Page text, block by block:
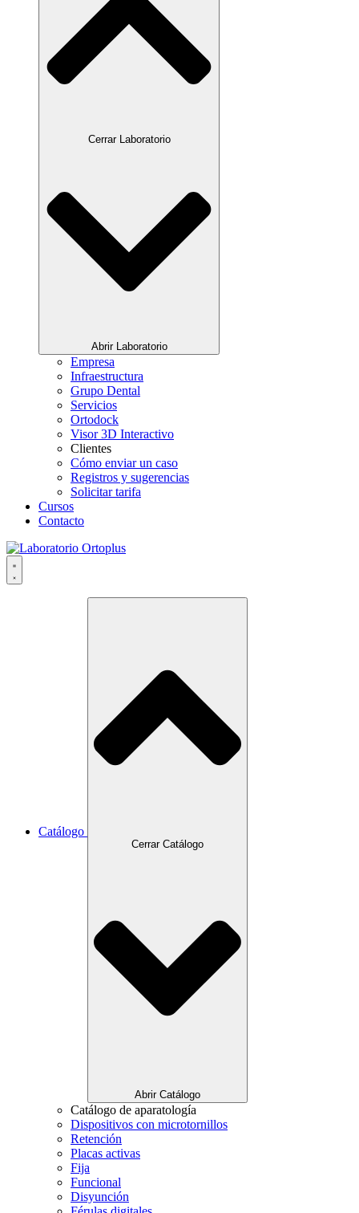
Cerrar Laboratorio
Abrir Laboratorio
Empresa
Infraestructura
Grupo Dental
Servicios
Ortodock
Visor 3D Interactivo
Clientes
Cómo enviar un caso
Registros y sugerencias
Solicitar tarifa
Cursos
Contacto
Catálogo
Cerrar Catálogo
Abrir Catálogo
Catálogo de aparatología
Dispositivos con microtornillos
Retención
Placas activas
Fija
Funcional
Disyunción